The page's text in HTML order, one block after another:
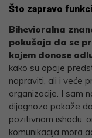
Što zapravo
Bihevioralna
pokušaja da se
kojem donose
kako su opcije
napraviti, ali i veće
organizacije. I sam
dijagnoza pokaže
pozitivnom ishodu,
komunikacija mora